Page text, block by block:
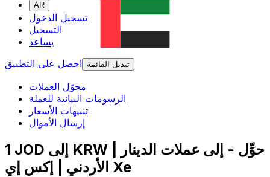
AR
تسجيل الدخول
التسجيل
يساعد
احصل على التطبيق
تبديل القائمة
محوّل العملات
الرسومات البيانية للعملة
تنبيهات الأسعار
إرسال الأموال
1 JOD إلى KRW | حوِّل - إلى عملات الدينار
الأردني | إكس إي Xe